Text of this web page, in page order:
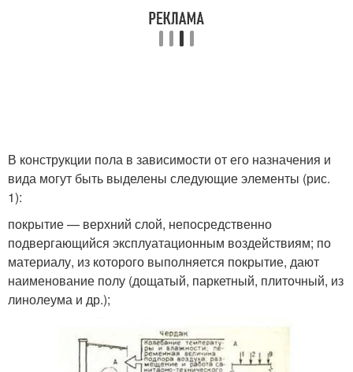
В конструкции пола в зависимости от его назначения и
вида могут быть выделены следующие элементы (рис.
1):
покрытие — верхний слой, непосредственно
подвергающийся эксплуатационным воздействиям; по
материалу, из которого выполняется покрытие, дают
наименование полу (дощатый, паркетный, плиточный, из
линолеума и др.);